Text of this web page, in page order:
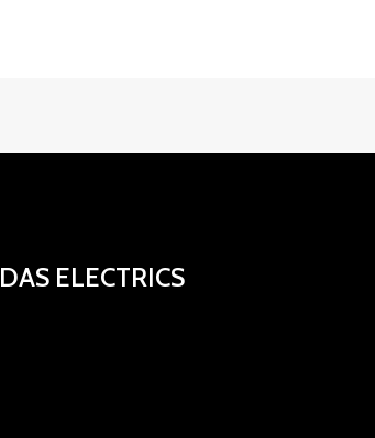
DAS ELECTRICS